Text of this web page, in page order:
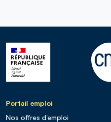
Portail emploi
Nos offres d’emploi